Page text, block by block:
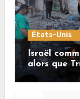
États-Unis
Israël
alors que